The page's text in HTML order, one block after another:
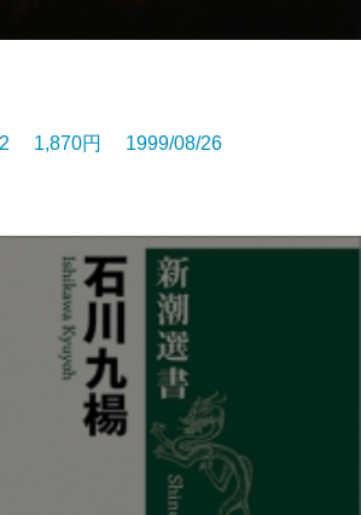
2 1,870円 1999/08/26